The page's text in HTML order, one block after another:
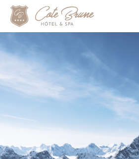
Panneau de gestion des cookies